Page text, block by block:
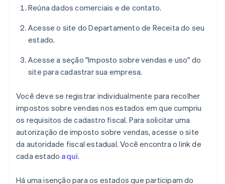
Reúna dados comerciais e de contato.
Acesse o site do Departamento de Receita do seu
estado.
Acesse a seção "Imposto sobre vendas e uso" do
site para cadastrar sua empresa.
Você deve se registrar individualmente para recolher
impostos sobre vendas nos estados em que cumpriu
os requisitos de cadastro fiscal. Para solicitar uma
autorização de imposto sobre vendas, acesse o site
da autoridade fiscal estadual. Você encontra o link de
cada estado aqui.
Há uma isenção para os estados que participam do